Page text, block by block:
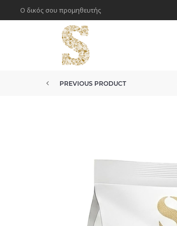
Ο δικός σου προμηθευτής
PREVIOUS PRODUCT